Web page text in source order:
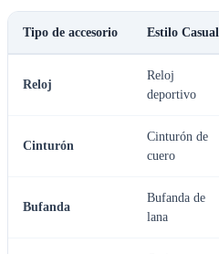
Tipo de accesorio Estilo Casual
Reloj
Reloj
deportivo
Cinturón
Cinturón de
cuero
Bufanda
Bufanda de
lana